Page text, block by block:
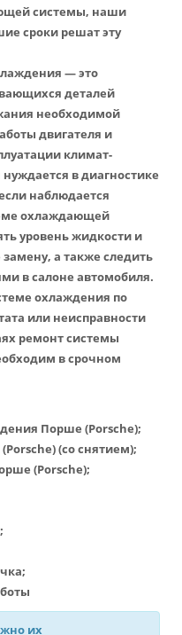
системы, наши
сроки решат эту
— это
деталей
необходимой
двигателя и
климат-
в диагностике
наблюдается
охлаждающей
уровень жидкости и
а также следить
в салоне автомобиля.
охлаждения по
или неисправности
ремонт системы
в срочном
Порше (Porsche);
(Porsche) (со снятием);
(Porsche);
их